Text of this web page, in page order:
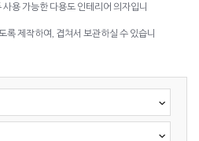
용 가능한 다용도 인테리어 의자입니
록 제작하여, 겹쳐서 보관하실 수 있습니